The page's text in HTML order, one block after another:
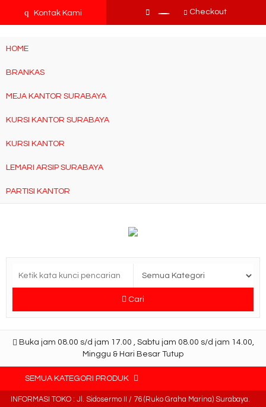
q Kontak Kami Checkout
HOME
BRANKAS
MEJA KANTOR SURABAYA
KURSI KANTOR SURABAYA
KURSI KANTOR
LEMARI ARSIP SURABAYA
PARTISI KANTOR
Cari
Buka jam 08.00 s/d jam 17.00 , Sabtu jam 08.00 s/d jam 14.00,
Minggu & Hari Besar Tutup
SEMUA KATEGORI PRODUK
INFORMASI TOKO : Jl. Sidosermo II / 76 (Ruko Graha Marina) Surabaya.